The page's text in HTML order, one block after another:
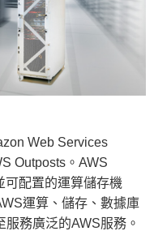
Web Services
Outposts。AWS
可配置的運算儲存機
運算、儲存、數據庫
務廣泛的AWS服務。